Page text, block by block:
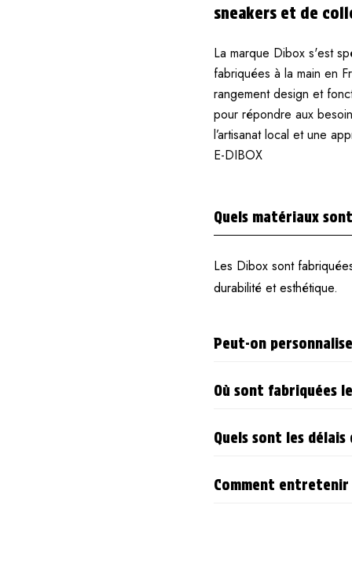
sneakers et de
La marque Dibox s'est
fabriquées à la main en
rangement design et
pour répondre aux
l’artisanat local et une
E-DIBOX
Quels matériaux
Les Dibox sont
durabilité et esthétique.
Peut-on
Où sont fabriquées
Quels sont les
Comment entretenir